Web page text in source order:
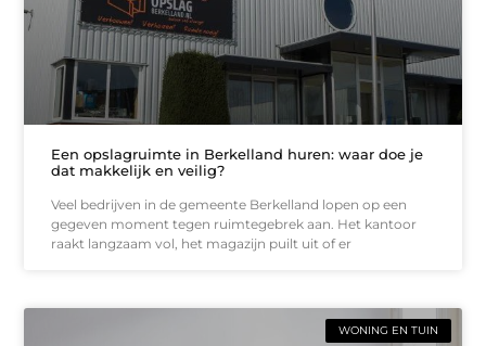
Een opslagruimte in Berkelland huren: waar doe je
dat makkelijk en veilig?
Veel bedrijven in de gemeente Berkelland lopen op een
gegeven moment tegen ruimtegebrek aan. Het kantoor
raakt langzaam vol, het magazijn puilt uit of er
WONING EN TUIN